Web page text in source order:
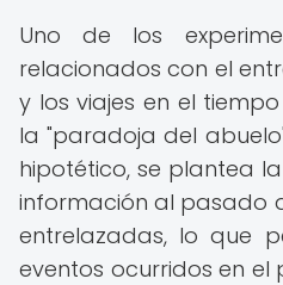
Uno de los
relacionados con el
y los viajes en el
la "paradoja del
hipotético, se plantea
información al pasado
entrelazadas, lo que
eventos ocurridos en el